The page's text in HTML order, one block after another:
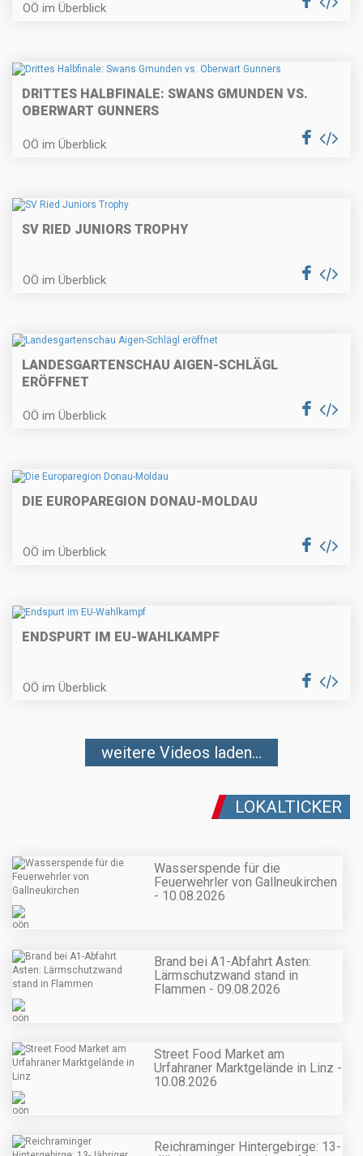
OÖ im Überblick
DRITTES HALBFINALE: SWANS GMUNDEN VS.
OBERWART GUNNERS
OÖ im Überblick
SV RIED JUNIORS TROPHY
OÖ im Überblick
LANDESGARTENSCHAU AIGEN-SCHLÄGL
ERÖFFNET
OÖ im Überblick
DIE EUROPAREGION DONAU-MOLDAU
OÖ im Überblick
ENDSPURT IM EU-WAHLKAMPF
OÖ im Überblick
weitere Videos laden...
LOKALTICKER
Wasserspende für die
Feuerwehrler von Gallneukirchen
- 10.08.2026
Brand bei A1-Abfahrt Asten:
Lärmschutzwand stand in
Flammen - 09.08.2026
Street Food Market am
Urfahraner Marktgelände in Linz -
10.08.2026
Reichraminger Hintergebirge: 13-